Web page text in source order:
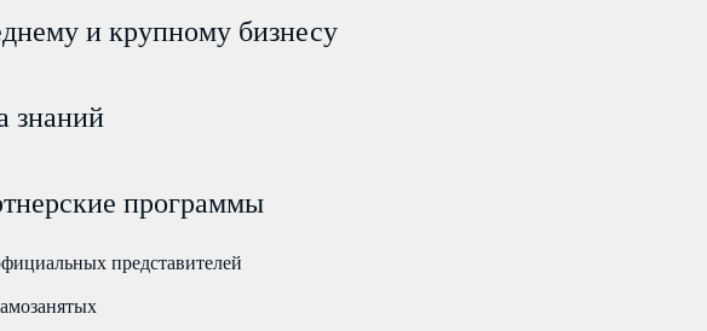
и крупному бизнесу
знаний
программы
представителей